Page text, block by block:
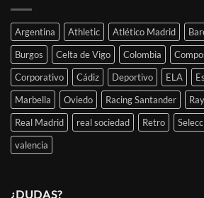
Argentina Athletic Atlético Madrid
Burgos
Celta de Vigo Colombia
Corporativo
Cádiz Deportivo ELA
Marbella
Oviedo Racing Santander
Real Madrid
real sociedad Retro
valencia
¿DUDAS?